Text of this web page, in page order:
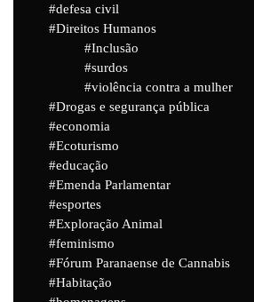
defesa civil
Direitos Humanos
Inclusão
surdos
violência contra a mulher
Drogas e segurança pública
economia
Ecoturismo
educação
Emenda Parlamentar
esportes
Exploração Animal
feminismo
Fórum Paranaense de Cannabis
Habitação